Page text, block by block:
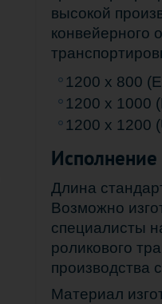
высокой
конвейерного
1200 х 800
1200 x 1000
1200 x 1200
Исполнение
Длина
Возможно
специалисты
роликового
производства
Материал